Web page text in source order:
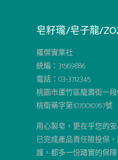
皂籽瓏/皂子龍/
羅傑實業社
統編：31569886
電話：03-3712345
桃園市蘆竹區龍壽街一
桃衛藥字第1070010767號
用心製皂，更在乎您的
已完成產品責任險投保
護，都多一份踏實的保障